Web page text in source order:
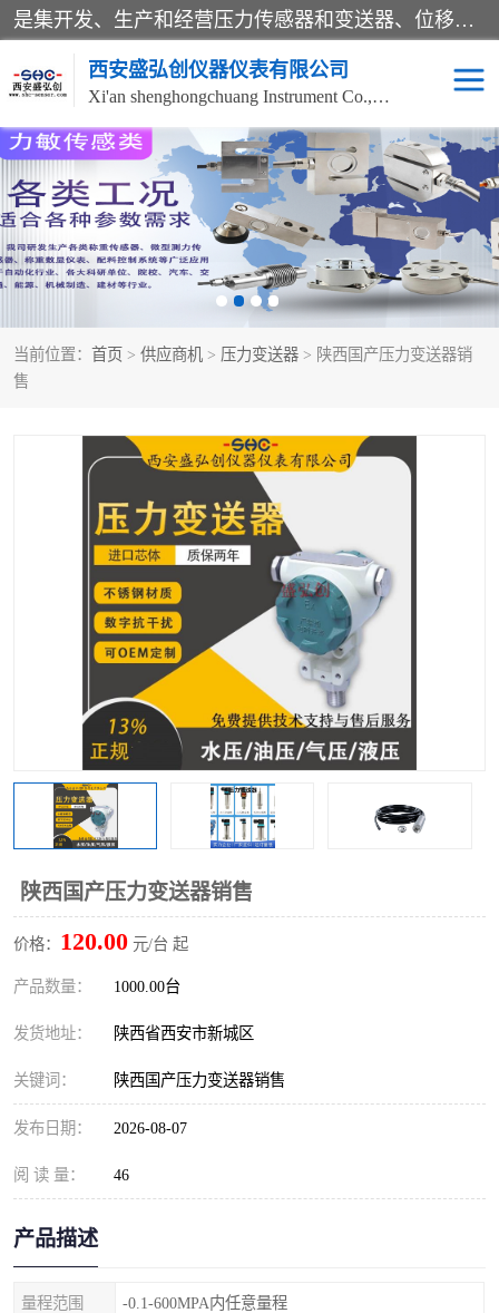
是集开发、生产和经营压力传感器和变送器、位移传感器和变送器、流量传感器和变送器、称重传感器和变送器、测力传感器和变送器、温湿度传感器和变送器、扭矩传感器、智能数显控制仪表等产品的化高新技术企业。
西安盛弘创仪器仪表有限公司
Xi'an shenghongchuang Instrument Co., Ltd
当前位置： 首页 > 供应商机 > 压力变送器 > 陕西国产压力变送器销
售
陕西国产压力变送器销售
价格： 120.00 元/台 起
产品数量： 1000.00台
发货地址： 陕西省西安市新城区
关键词： 陕西国产压力变送器销售
发布日期： 2026-08-07
阅 读 量： 46
产品描述
量程范围 -0.1-600MPA内任意量程
称重传感器 超声波流量计
压力变送器 通用型压力变送器
流量计
位移传感器 差压变送器